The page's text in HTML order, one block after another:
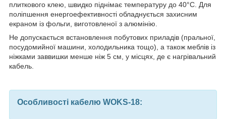
плиткового клею, швидко піднімає температуру до 40°С. Для
поліпшення енергоефективності обладнується захисним
екраном із фольги, виготовленої з алюмінію.
Не допускається встановлення побутових приладів (пральної,
посудомийної машини, холодильника тощо), а також меблів із
ніжками заввишки менше ніж 5 см, у місцях, де є нагрівальний
кабель.
Особливості кабелю WOKS-18: